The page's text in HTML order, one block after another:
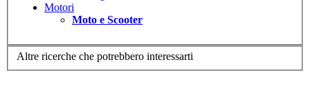
Motori
Moto e Scooter
Altre ricerche che potrebbero interessarti